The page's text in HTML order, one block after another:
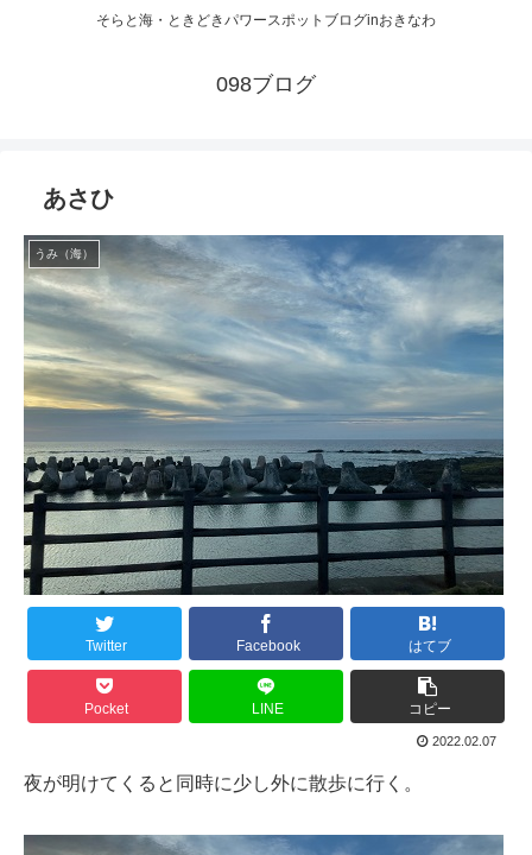
そらと海・ときどきパワースポットブログinおきなわ
098ブログ
あさひ
うみ（海）
Twitter Facebook はてブ
Pocket LINE コピー
2022.02.07
夜が明けてくると同時に少し外に散歩に行く。